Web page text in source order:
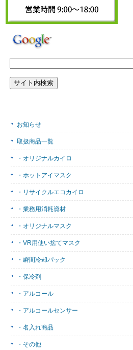
お知らせ
取扱商品一覧
・オリジナルカイロ
・ホットアイマスク
・リサイクルエコカイロ
・業務用消耗資材
・オリジナルマスク
・VR用使い捨てマスク
・瞬間冷却パック
・保冷剤
・アルコール
・アルコールセンサー
・名入れ商品
・その他